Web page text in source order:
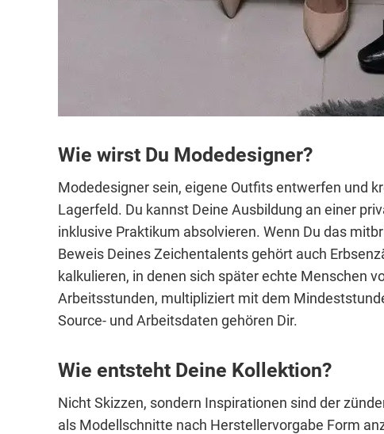
Wie wirst Du Modedesigner?
Modedesigner sein, eigene Outfits entwerfen und
Lagerfeld. Du kannst Deine Ausbildung an einer
inklusive Praktikum absolvieren. Wenn Du das
Beweis Deines Zeichentalents gehört auch
kalkulieren, in denen sich später echte Menschen
Arbeitsstunden, multipliziert mit dem
Source- und Arbeitsdaten gehören Dir.
Wie entsteht Deine Kollektion?
Nicht Skizzen, sondern Inspirationen sind der
als Modellschnitte nach Herstellervorgabe Form